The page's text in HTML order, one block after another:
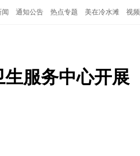
闻 通知公告 热点专题 美在冷水滩 视频
服务中心开展